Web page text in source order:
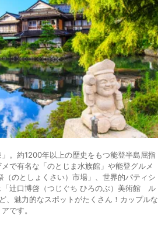
。約1200年以上の歴史をもつ能登半島屈指
で有名な「のとじま水族館」や能登グルメ
（のとしょくさい）市場」、世界的パティシ
「辻口博啓（つじぐち ひろのぶ）美術館 ル
、魅力的なスポットがたくさん！カップルな
です。